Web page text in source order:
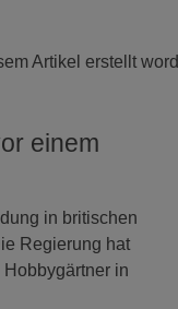
Artikel erstellt
einem
in britischen
Regierung hat
Hobbygärtner in